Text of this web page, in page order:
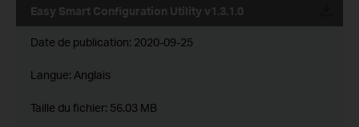
Easy Smart Configuration Utility v1.3.1.0
Date de publication: 2020-09-25
Langue: Anglais
Taille du fichier: 56.03 MB